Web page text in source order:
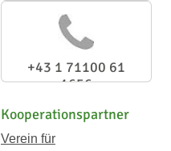
+43 1 71100 61
1656
Kooperationspartner
Verein für